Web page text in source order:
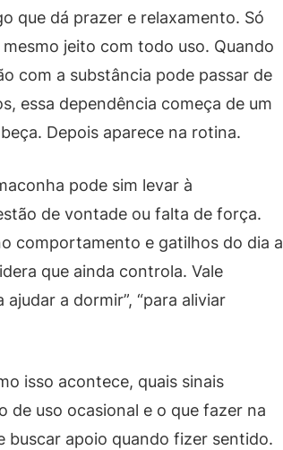
que dá prazer e relaxamento. Só
jeito com todo uso. Quando
com a substância pode passar de
essa dependência começa de um
Depois aparece na rotina.
pode sim levar à
de vontade ou falta de força.
comportamento e gatilhos do dia a
que ainda controla. Vale
a dormir”, “para aliviar
isso acontece, quais sinais
de uso ocasional e o que fazer na
buscar apoio quando fizer sentido.